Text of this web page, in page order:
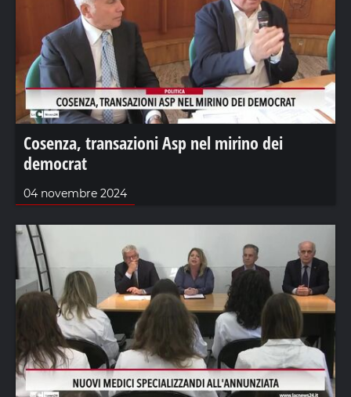
Cosenza, transazioni Asp nel mirino dei
democrat
04 novembre 2024